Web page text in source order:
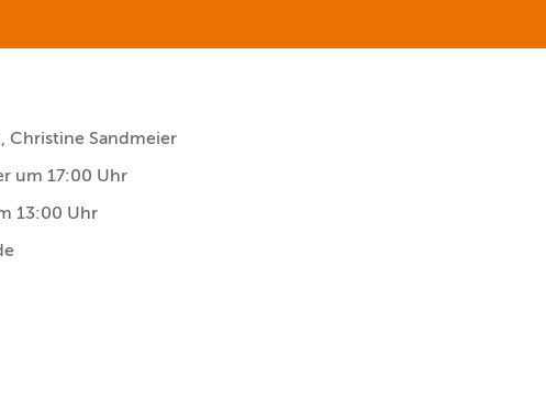
Christine Sandmeier
um 17:00 Uhr
13:00 Uhr